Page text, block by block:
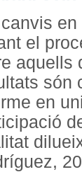
el
aquells
són
en